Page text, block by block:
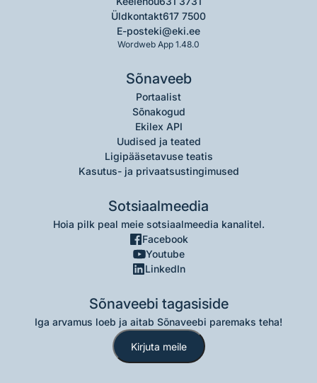
Üldkontakt617 7500
E-posteki@eki.ee
Wordweb App 1.48.0
Sõnaveeb
Portaalist
Sõnakogud
Ekilex API
Uudised ja teated
Ligipääsetavuse teatis
Kasutus- ja privaatsustingimused
Sotsiaalmeedia
Hoia pilk peal meie sotsiaalmeedia kanalitel.
Facebook
Youtube
LinkedIn
Sõnaveebi tagasiside
Iga arvamus loeb ja aitab Sõnaveebi paremaks teha!
Kirjuta meile